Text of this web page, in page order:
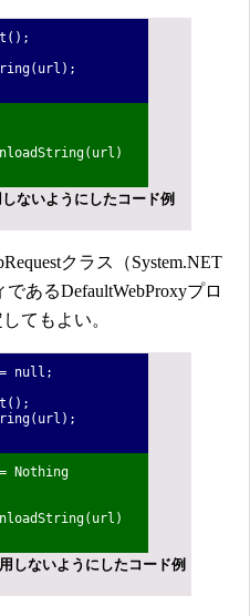
ないようにしたコード例
クラス（System.NET
あるDefaultWebProxyプロ
てもよい。
= null;
Nothing
しないようにしたコード例